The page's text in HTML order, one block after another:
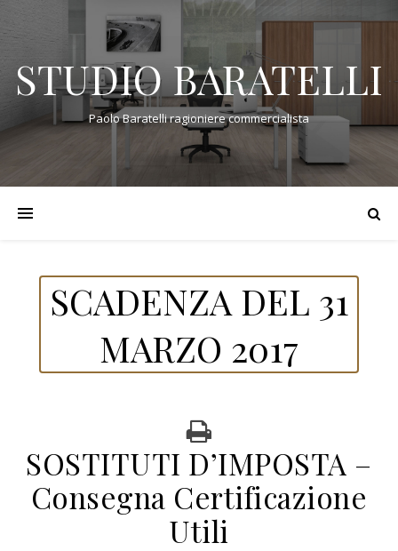
STUDIO BARATELLI
Paolo Baratelli ragioniere commercialista
SCADENZA DEL 31
MARZO 2017
SOSTITUTI D’IMPOSTA –
Consegna Certificazione
Utili